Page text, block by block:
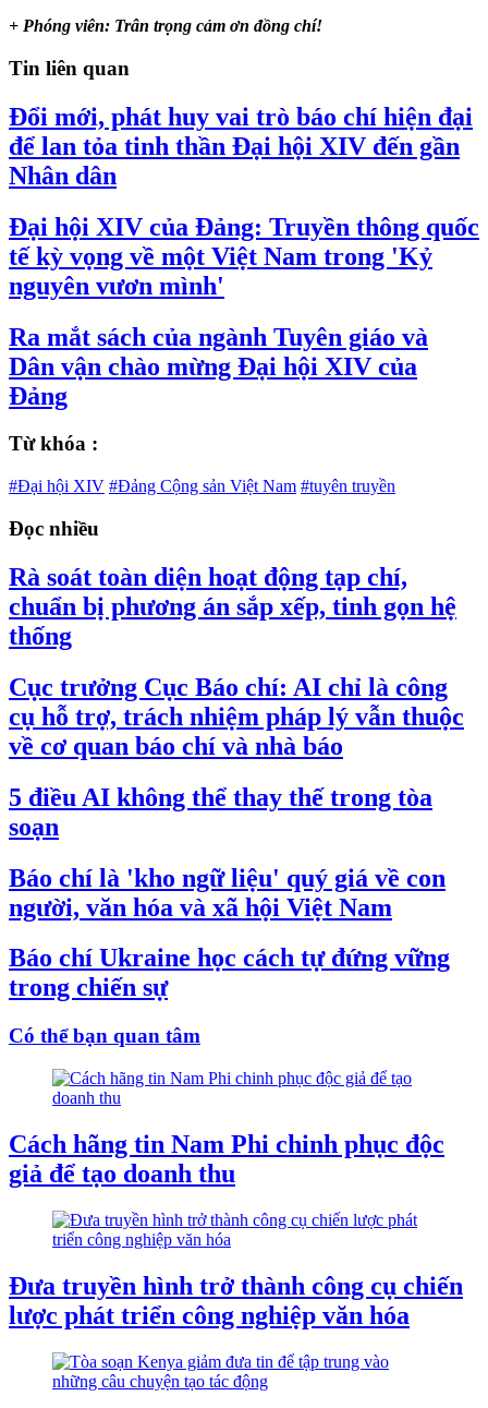
+ Phóng viên: Trân trọng cảm ơn đồng chí!
Tin liên quan
Đổi mới, phát huy vai trò báo chí hiện đại
để lan tỏa tinh thần Đại hội XIV đến gần
Nhân dân
Đại hội XIV của Đảng: Truyền thông quốc
tế kỳ vọng về một Việt Nam trong 'Kỷ
nguyên vươn mình'
Ra mắt sách của ngành Tuyên giáo và
Dân vận chào mừng Đại hội XIV của
Đảng
Từ khóa :
#Đại hội XIV #Đảng Cộng sản Việt Nam #tuyên truyền
Đọc nhiều
Rà soát toàn diện hoạt động tạp chí,
chuẩn bị phương án sắp xếp, tinh gọn hệ
thống
Cục trưởng Cục Báo chí: AI chỉ là công
cụ hỗ trợ, trách nhiệm pháp lý vẫn thuộc
về cơ quan báo chí và nhà báo
5 điều AI không thể thay thế trong tòa
soạn
Báo chí là 'kho ngữ liệu' quý giá về con
người, văn hóa và xã hội Việt Nam
Báo chí Ukraine học cách tự đứng vững
trong chiến sự
Có thể bạn quan tâm
Cách hãng tin Nam Phi chinh phục độc
giả để tạo doanh thu
Đưa truyền hình trở thành công cụ chiến
lược phát triển công nghiệp văn hóa